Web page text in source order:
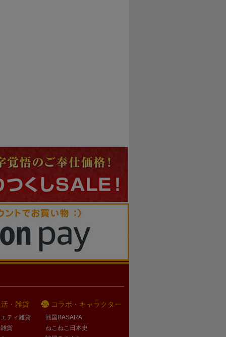
・雑貨
ティ雑貨
貨
コラボ・キャラクター
戦国BASARA
ねこねこ日本史